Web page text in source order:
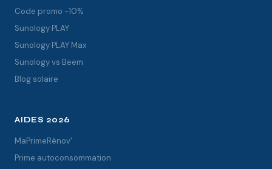
Code promo -10%
Sunology PLAY
Sunology PLAY Max
Sunology vs Beem
Blog solaire
AIDES 2026
MaPrimeRénov'
Prime autoconsommation